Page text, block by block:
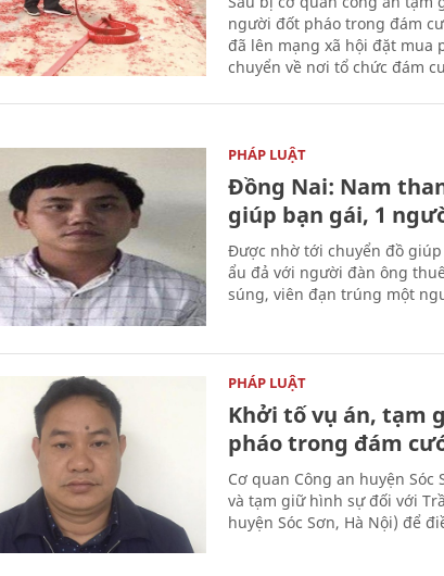
người đốt pháo trong đám
đã lên mạng xã hội đặt mua
chuyển về nơi tổ chức đám
PHÁP LUẬT
Đồng Nai: Nam
giúp bạn gái, 1
Được nhờ tới chuyển đồ
ẩu đả với người đàn ông
súng, viên đạn trúng một
PHÁP LUẬT
Khởi tố vụ án, tạm
pháo trong đám
Cơ quan Công an huyện
và tạm giữ hình sự đối với
huyện Sóc Sơn, Hà Nội) để